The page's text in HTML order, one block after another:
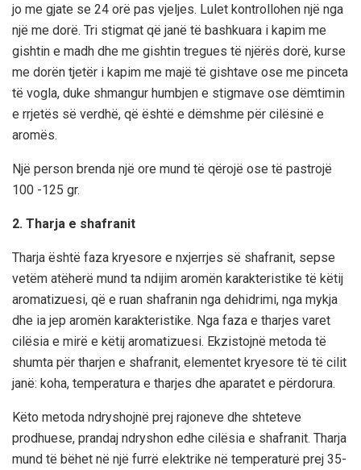
jo me gjate se 24 orë pas vjeljes. Lulet kontrollohen një nga
një me dorë. Tri stigmat që janë të bashkuara i kapim me
gishtin e madh dhe me gishtin tregues të njërës dorë, kurse
me dorën tjetër i kapim me majë të gishtave ose me pinceta
të vogla, duke shmangur humbjen e stigmave ose dëmtimin
e rrjetës së verdhë, që është e dëmshme për cilësinë e
aromës.
Një person brenda një ore mund të qërojë ose të pastrojë
100 -125 gr.
2. Tharja e shafranit
Tharja është faza kryesore e nxjerrjes së shafranit, sepse
vetëm atëherë mund ta ndijim aromën karakteristike të këtij
aromatizuesi, që e ruan shafranin nga dehidrimi, nga mykja
dhe ia jep aromën karakteristike. Nga faza e tharjes varet
cilësia e mirë e këtij aromatizuesi. Ekzistojnë metoda të
shumta për tharjen e shafranit, elementet kryesore të të cilit
janë: koha, temperatura e tharjes dhe aparatet e përdorura.
Këto metoda ndryshojnë prej rajoneve dhe shteteve
prodhuese, prandaj ndryshon edhe cilësia e shafranit. Tharja
mund të bëhet në një furrë elektrike në temperaturë prej 35-